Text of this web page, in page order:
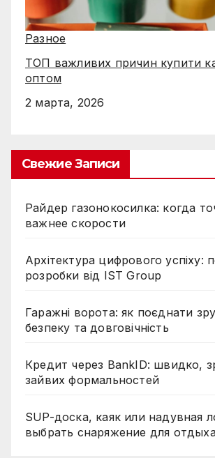
Разное
ТОП важливих причин купити
оптом
2 марта, 2026
Свежие Записи
Райдер газонокосилка: когда
важнее скорости
Архітектура цифрового успіху:
розробки від IST Group
Гаражні ворота: як поєднати
безпеку та довговічність
Кредит через BankID: швидко,
зайвих формальностей
SUP-доска, каяк или надувная
выбрать снаряжение для